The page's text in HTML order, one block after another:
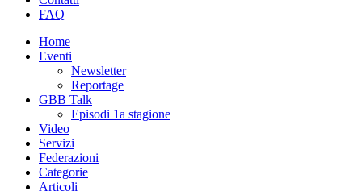
FAQ
Home
Eventi
Newsletter
Reportage
GBB Talk
Episodi 1a stagione
Video
Servizi
Federazioni
Categorie
Articoli